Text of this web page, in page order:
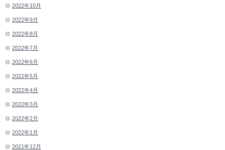
2022年10月
2022年9月
2022年8月
2022年7月
2022年6月
2022年5月
2022年4月
2022年3月
2022年2月
2022年1月
2021年12月